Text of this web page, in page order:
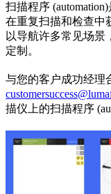
扫描程序
在重复扫描和检查中
以导航许多常见场景
定制。
与您的客户成功经理
描仪上的扫描程序